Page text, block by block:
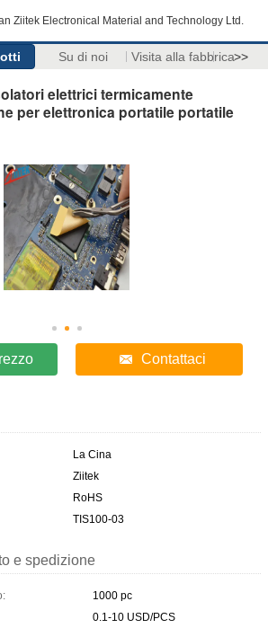
Ziitek Electronical Material and Technology Ltd.
Su di noi Visita alla fabbrica>>
elettrici termicamente
per elettronica portatile portatile
Contattaci
La Cina
Ziitek
RoHS
TIS100-03
e spedizione
1000 pc
0.1-10 USD/PCS